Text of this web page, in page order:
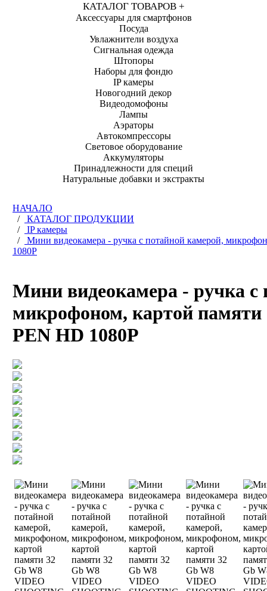
КАТАЛОГ ТОВАРОВ +
Аксессуары для смартфонов
Посуда
Увлажнители воздуха
Сигнальная одежда
Штопоры
Наборы для фондю
IP камеры
Новогодний декор
Видеодомофоны
Лампы
Аэраторы
Автокомпрессоры
Световое оборудование
Аккумуляторы
Принадлежности для специй
Натуральные добавки и экстракты
НАЧАЛО
/
КАТАЛОГ ПРОДУКЦИИ
/
IP камеры
/
Мини видеокамера - ручка с потайной камерой,
1080P
Мини видеокамера - ручка с
микрофоном, картой
PEN HD 1080P